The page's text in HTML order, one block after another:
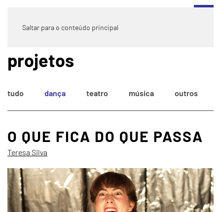
Saltar para o conteúdo principal
projetos
tudo dança teatro música outros
O QUE FICA DO QUE PASSA
Teresa Silva